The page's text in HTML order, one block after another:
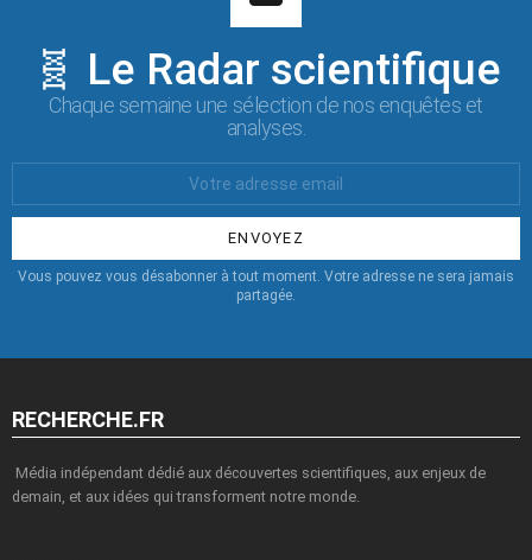
🧬 Le Radar scientifique
Chaque semaine une sélection de nos enquêtes et
analyses.
:
Vous pouvez vous désabonner à tout moment. Votre adresse ne sera jamais
partagée.
RECHERCHE.FR
Média indépendant dédié aux découvertes scientifiques, aux enjeux de
demain, et aux idées qui transforment notre monde.